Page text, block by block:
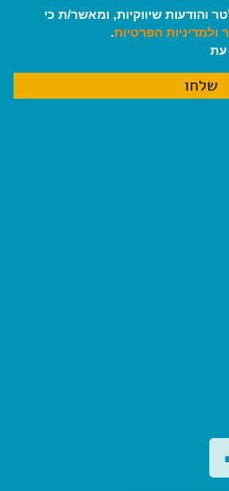
והודעות שיווקיות, ומאשר/ת כי
ולמדיניות הפרטיות.
עת